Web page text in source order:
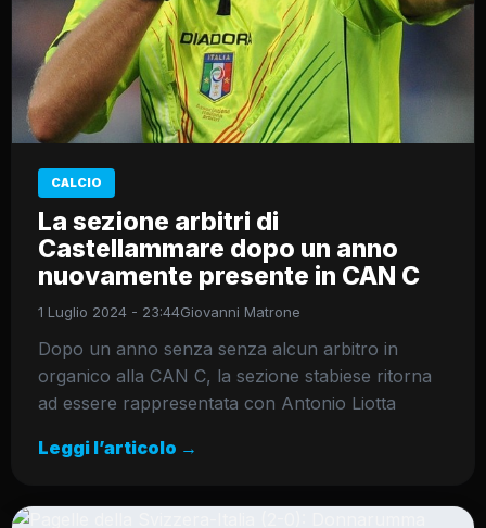
CALCIO
La sezione arbitri di
Castellammare dopo un anno
nuovamente presente in CAN C
1 Luglio 2024 - 23:44Giovanni Matrone
Dopo un anno senza senza alcun arbitro in
organico alla CAN C, la sezione stabiese ritorna
ad essere rappresentata con Antonio Liotta
Leggi l’articolo →